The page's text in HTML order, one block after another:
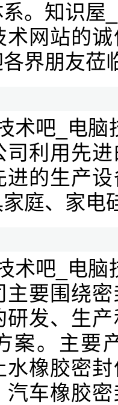
。知识屋
术网站的
界朋友莅
术吧_电
司利用先
进的生产
庭、家电
术吧_电
主要围绕
研发、生
案。主要
水橡胶密
汽车橡胶